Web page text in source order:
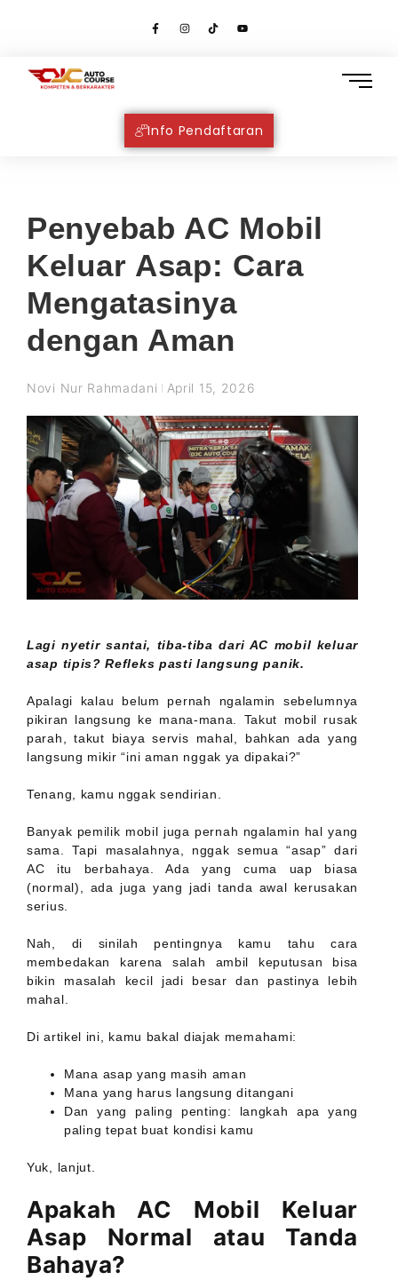
Info Pendaftaran
Penyebab AC Mobil
Keluar Asap: Cara
Mengatasinya
dengan Aman
Novi Nur Rahmadani April 15, 2026
Lagi nyetir santai, tiba-tiba dari AC mobil keluar
asap tipis? Refleks pasti langsung panik.
Apalagi kalau belum pernah ngalamin sebelumnya
pikiran langsung ke mana-mana. Takut mobil rusak
parah, takut biaya servis mahal, bahkan ada yang
langsung mikir “ini aman nggak ya dipakai?”
Tenang, kamu nggak sendirian.
Banyak pemilik mobil juga pernah ngalamin hal yang
sama. Tapi masalahnya, nggak semua “asap” dari
AC itu berbahaya. Ada yang cuma uap biasa
(normal), ada juga yang jadi tanda awal kerusakan
serius.
Nah, di sinilah pentingnya kamu tahu cara
membedakan karena salah ambil keputusan bisa
bikin masalah kecil jadi besar dan pastinya lebih
mahal.
Di artikel ini, kamu bakal diajak memahami:
Mana asap yang masih aman
Mana yang harus langsung ditangani
Dan yang paling penting: langkah apa yang
paling tepat buat kondisi kamu
Yuk, lanjut.
Apakah AC Mobil Keluar
Asap Normal atau Tanda
Bahaya?